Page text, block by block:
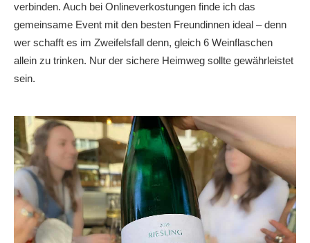
verbinden. Auch bei Onlineverkostungen finde ich das
gemeinsame Event mit den besten Freundinnen ideal – denn
wer schafft es im Zweifelsfall denn, gleich 6 Weinflaschen
allein zu trinken. Nur der sichere Heimweg sollte gewährleistet
sein.